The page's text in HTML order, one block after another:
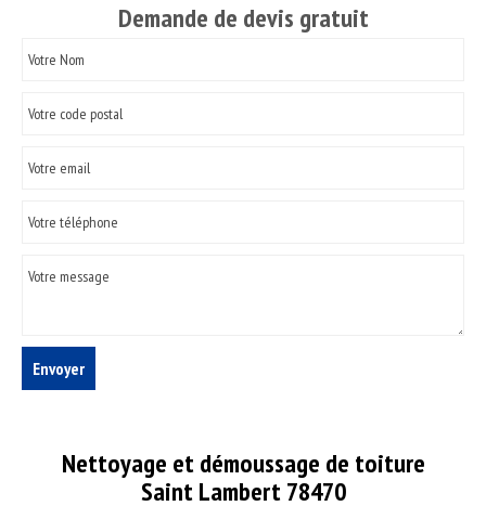
Demande de devis gratuit
Nettoyage et démoussage de toiture
Saint Lambert 78470